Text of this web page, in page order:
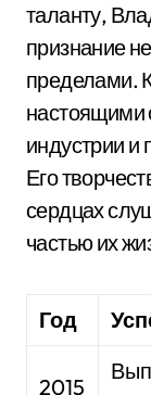
таланту,
признание
пределами.
настоящими
индустрии и
Его
сердцах
частью их
Год
2015